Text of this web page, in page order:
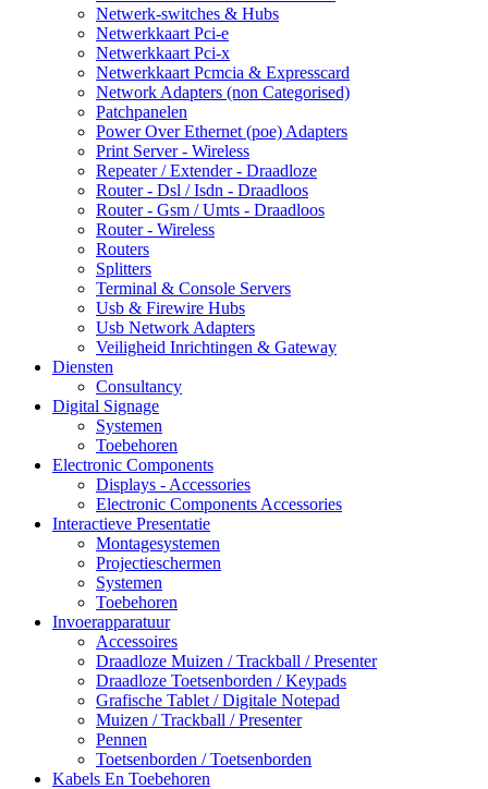
Netwerk-switches & Hubs
Netwerkkaart Pci-e
Netwerkkaart Pci-x
Netwerkkaart Pcmcia & Expresscard
Network Adapters (non Categorised)
Patchpanelen
Power Over Ethernet (poe) Adapters
Print Server - Wireless
Repeater / Extender - Draadloze
Router - Dsl / Isdn - Draadloos
Router - Gsm / Umts - Draadloos
Router - Wireless
Routers
Splitters
Terminal & Console Servers
Usb & Firewire Hubs
Usb Network Adapters
Veiligheid Inrichtingen & Gateway
Diensten
Consultancy
Digital Signage
Systemen
Toebehoren
Electronic Components
Displays - Accessories
Electronic Components Accessories
Interactieve Presentatie
Montagesystemen
Projectieschermen
Systemen
Toebehoren
Invoerapparatuur
Accessoires
Draadloze Muizen / Trackball / Presenter
Draadloze Toetsenborden / Keypads
Grafische Tablet / Digitale Notepad
Muizen / Trackball / Presenter
Pennen
Toetsenborden / Toetsenborden
Kabels En Toebehoren